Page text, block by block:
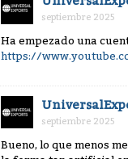
septiembre 2025
Ha empezado una
https://
septiembre 2025
Bueno, lo que menos